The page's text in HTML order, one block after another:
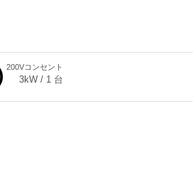
200Vコンセント
3kW / 1 台